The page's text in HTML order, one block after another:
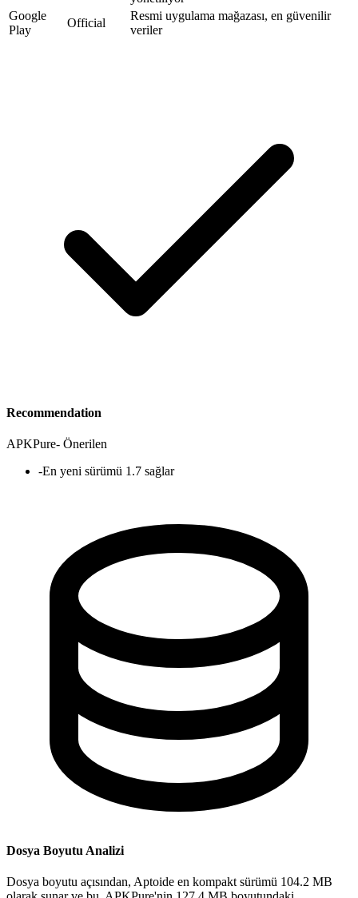
Google
Play
Official
Resmi uygulama mağazası, en güvenilir
veriler
Recommendation
APKPure- Önerilen
-En yeni sürümü 1.7 sağlar
Dosya Boyutu Analizi
Dosya boyutu açısından, Aptoide en kompakt sürümü 104.2 MB